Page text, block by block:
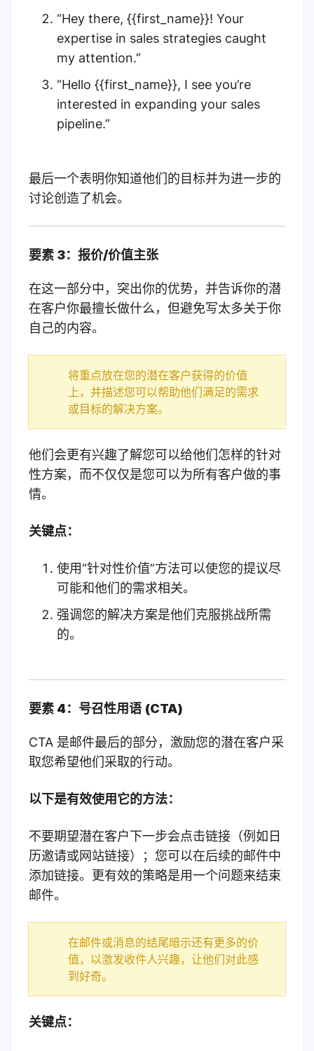
“Hey there, {{first_name}}! Your
expertise in sales strategies caught
my attention.”
“Hello {{first_name}}, I see you’re
interested in expanding your sales
pipeline.”
最后一个表明你知道他们的目标并为进一步的
讨论创造了机会。
要素 3：报价/价值主张
在这一部分中，突出你的优势，并告诉你的潜
在客户你最擅长做什么，但避免写太多关于你
自己的内容。
将重点放在您的潜在客户获得的价值
上，并描述您可以帮助他们满足的需求
或目标的解决方案。
他们会更有兴趣了解您可以给他们怎样的针对
性方案，而不仅仅是您可以为所有客户做的事
情。
关键点：
使用“针对性价值”方法可以使您的提议尽
可能和他们的需求相关。
强调您的解决方案是他们克服挑战所需
的。
要素 4：号召性用语 (CTA)
CTA 是邮件最后的部分，激励您的潜在客户采
取您希望他们采取的行动。
以下是有效使用它的方法：
不要期望潜在客户下一步会点击链接（例如日
历邀请或网站链接）；您可以在后续的邮件中
添加链接。 更有效的策略是用一个问题来结束
邮件。
在邮件或消息的结尾暗示还有更多的价
值，以激发收件人兴趣，让他们对此感
到好奇。
关键点：